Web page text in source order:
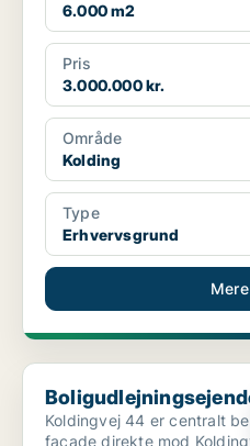
6.000 m2
Pris
3.000.000 kr.
Område
Kolding
Type
Erhvervsgrund
Boligudlejningsejendom i Vejle
Koldingvej 44 er centralt
facade direkte mod